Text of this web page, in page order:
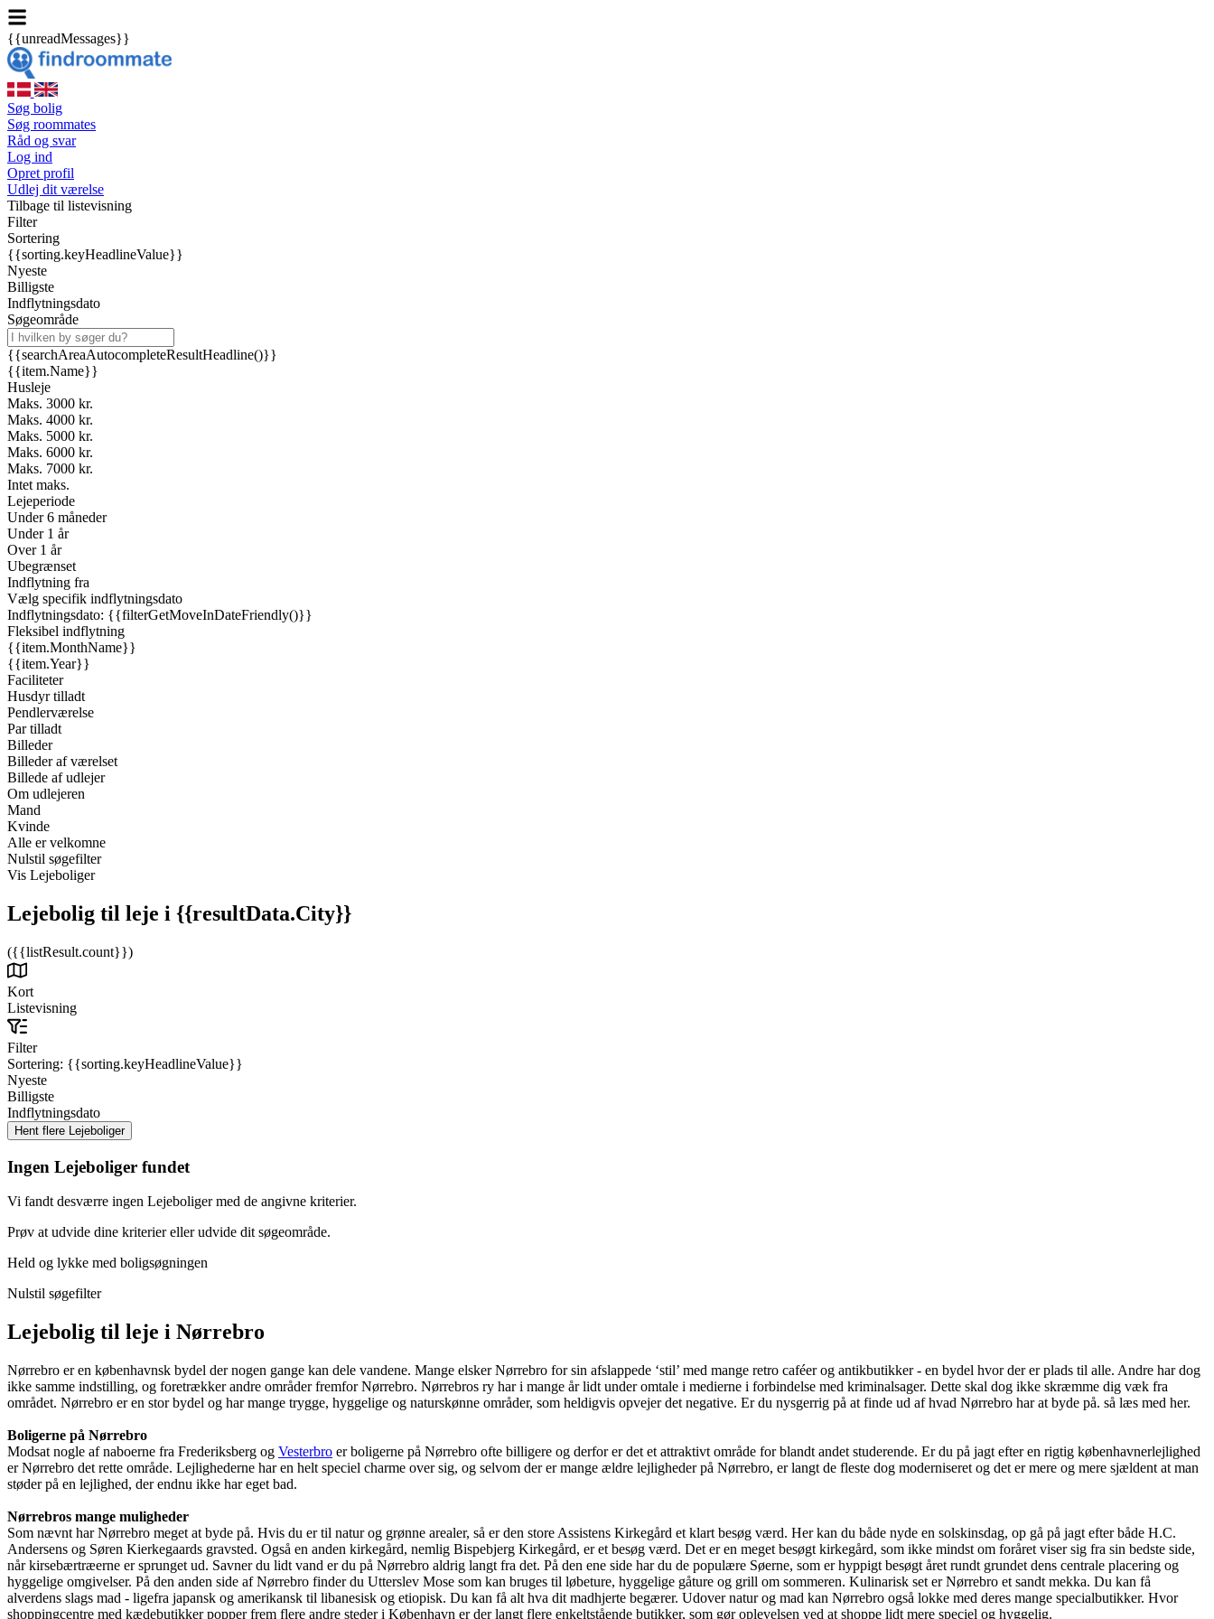
{{unreadMessages}}
Søg bolig
Søg roommates
Råd og svar
Log ind
Opret profil
Udlej dit værelse
Tilbage til listevisning
Filter
Sortering
{{sorting.keyHeadlineValue}}
Nyeste
Billigste
Indflytningsdato
Søgeområde
{{searchAreaAutocompleteResultHeadline()}}
{{item.Name}}
Husleje
Maks. 3000 kr.
Maks. 4000 kr.
Maks. 5000 kr.
Maks. 6000 kr.
Maks. 7000 kr.
Intet maks.
Lejeperiode
Under 6 måneder
Under 1 år
Over 1 år
Ubegrænset
Indflytning fra
Vælg specifik indflytningsdato
Indflytningsdato: {{filterGetMoveInDateFriendly()}}
Fleksibel indflytning
{{item.MonthName}}
{{item.Year}}
Faciliteter
Husdyr tilladt
Pendlerværelse
Par tilladt
Billeder
Billeder af værelset
Billede af udlejer
Om udlejeren
Mand
Kvinde
Alle er velkomne
Nulstil søgefilter
Vis Lejeboliger
Lejebolig til leje i {{resultData.City}}
({{listResult.count}})
Kort
Listevisning
Filter
Sortering: {{sorting.keyHeadlineValue}}
Nyeste
Billigste
Indflytningsdato
Ingen Lejeboliger fundet
Vi fandt desværre ingen Lejeboliger med de angivne kriterier.
Prøv at udvide dine kriterier eller udvide dit søgeområde.
Held og lykke med boligsøgningen
Nulstil søgefilter
Lejebolig til leje i Nørrebro
Nørrebro er en københavnsk bydel der nogen gange kan dele vandene. Mange elsker Nørrebro for sin afslappede ‘stil’ med mange retro caféer og antikbutikker - en bydel hvor der er plads til alle. Andre har dog
ikke samme indstilling, og foretrækker andre områder fremfor Nørrebro. Nørrebros ry har i mange år lidt under omtale i medierne i forbindelse med kriminalsager. Dette skal dog ikke skræmme dig væk fra
området. Nørrebro er en stor bydel og har mange trygge, hyggelige og naturskønne områder, som heldigvis opvejer det negative. Er du nysgerrig på at finde ud af hvad Nørrebro har at byde på. så læs med her.
Boligerne på Nørrebro
Modsat nogle af naboerne fra Frederiksberg og Vesterbro er boligerne på Nørrebro ofte billigere og derfor er det et attraktivt område for blandt andet studerende. Er du på jagt efter en rigtig københavnerlejlighed
er Nørrebro det rette område. Lejlighederne har en helt speciel charme over sig, og selvom der er mange ældre lejligheder på Nørrebro, er langt de fleste dog moderniseret og det er mere og mere sjældent at man
støder på en lejlighed, der endnu ikke har eget bad.
Nørrebros mange muligheder
Som nævnt har Nørrebro meget at byde på. Hvis du er til natur og grønne arealer, så er den store Assistens Kirkegård et klart besøg værd. Her kan du både nyde en solskinsdag, op gå på jagt efter både H.C.
Andersens og Søren Kierkegaards gravsted. Også en anden kirkegård, nemlig Bispebjerg Kirkegård, er et besøg værd. Det er en meget besøgt kirkegård, som ikke mindst om foråret viser sig fra sin bedste side,
når kirsebærtræerne er sprunget ud. Savner du lidt vand er du på Nørrebro aldrig langt fra det. På den ene side har du de populære Søerne, som er hyppigt besøgt året rundt grundet dens centrale placering og
hyggelige omgivelser. På den anden side af Nørrebro finder du Utterslev Mose som kan bruges til løbeture, hyggelige gåture og grill om sommeren. Kulinarisk set er Nørrebro et sandt mekka. Du kan få
alverdens slags mad - ligefra japansk og amerikansk til libanesisk og etiopisk. Du kan få alt hva dit madhjerte begærer. Udover natur og mad kan Nørrebro også lokke med deres mange specialbutikker. Hvor
shoppingcentre med kædebutikker popper frem flere andre steder i København er der langt flere enkeltstående butikker, som gør oplevelsen ved at shoppe lidt mere speciel og hyggelig.